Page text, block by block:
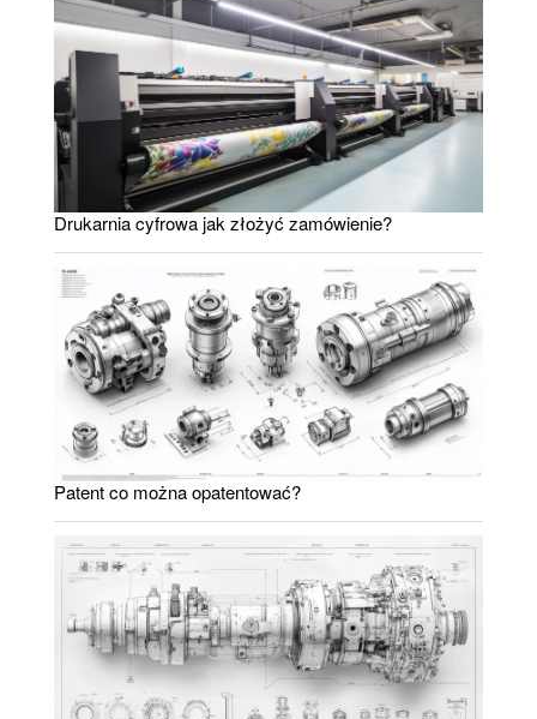
Drukarnia cyfrowa jak złożyć zamówienie?
Patent co można opatentować?